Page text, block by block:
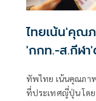
ไทยเน้น'คุณ
'กกท.-ส.กีฬา'
ทัพไทย เน้นคุณภา
ที่ประเทศญี่ปุ่น โด